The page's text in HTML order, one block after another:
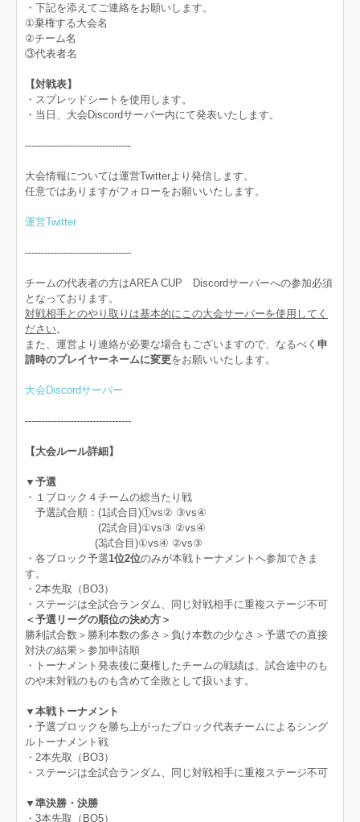
・下記を添えてご連絡をお願いします。
①棄権する大会名
②チーム名
③代表者名
【対戦表】
・スプレッドシートを使用します。
・当日、大会Discordサーバー内にて発表いたします。
---------------------------------
大会情報については運営Twitterより発信します。
任意ではありますがフォローをお願いいたします。
運営Twitter
---------------------------------
チームの代表者の方はAREA CUP Discordサーバーへの参加必須
となっております。
対戦相手とのやり取りは基本的にこの大会サーバーを使用してく
ださい。
また、運営より連絡が必要な場合もございますので、なるべく 申
請時のプレイヤーネームに変更をお願いいたします。
大会Discordサーバー
---------------------------------
【大会ルール詳細】
▼予選
・１ブロック４チームの総当たり戦
予選試合順：(1試合目)①vs② ③vs④
(2試合目)①vs③ ②vs④
(3試合目)①vs④ ②vs③
・各ブロック予選1位2位のみが本戦トーナメントへ参加できま
す。
・2本先取（BO3）
・ステージは全試合ランダム、同じ対戦相手に重複ステージ不可
＜予選リーグの順位の決め方＞
勝利試合数＞勝利本数の多さ＞負け本数の少なさ＞予選での直接
対決の結果＞参加申請順
・トーナメント発表後に棄権したチームの戦績は、試合途中のも
のや未対戦のものも含めて全敗として扱います。
▼本戦トーナメント
・ 予選ブロックを勝ち上がったブロック代表チームによるシング
ルトーナメント戦
・2本先取（BO3）
・ステージは全試合ランダム、同じ対戦相手に重複ステージ不可
▼準決勝・決勝
・3本先取（BO5）